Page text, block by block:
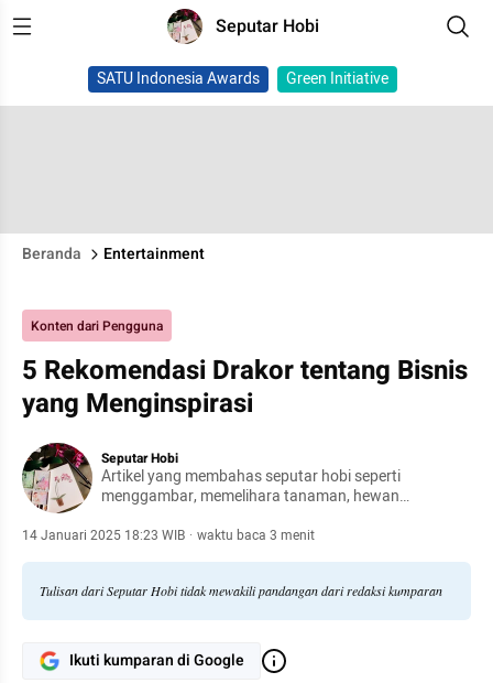
Seputar Hobi
SATU Indonesia Awards Green Initiative
Beranda Entertainment
Konten dari Pengguna
5 Rekomendasi Drakor tentang Bisnis
yang Menginspirasi
Seputar Hobi
Artikel yang membahas seputar hobi seperti
menggambar, memelihara tanaman, hewan
14 Januari 2025 18:23 WIB · waktu baca 3 menit
Tulisan dari Seputar Hobi tidak mewakili pandangan dari redaksi kumparan
Ikuti kumparan di Google